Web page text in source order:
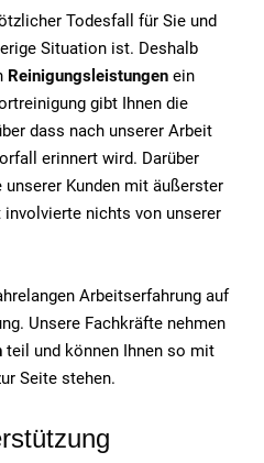
Todesfall für Sie und
Situation ist. Deshalb
Reinigungsleistungen ein
gibt Ihnen die
dass nach unserer Arbeit
erinnert wird. Darüber
Kunden mit äußerster
nichts von unserer
Arbeitserfahrung auf
Unsere Fachkräfte nehmen
teil und können Ihnen so mit
Seite stehen.